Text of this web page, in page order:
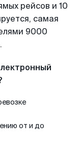
рейсов и 10
самая
9000
от и до